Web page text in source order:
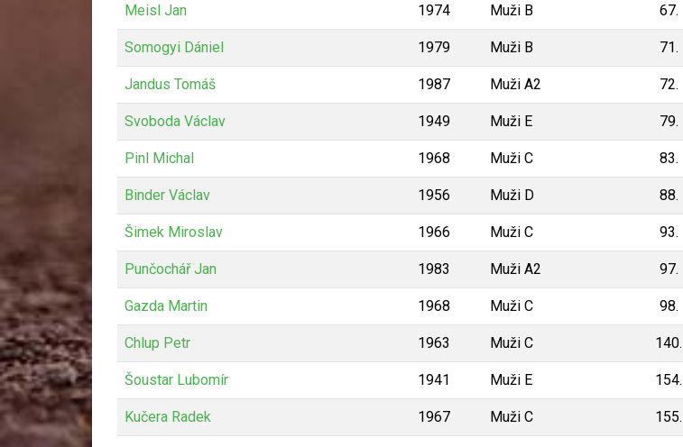
Meisl Jan 1974 Muži B 67.
Somogyi Dániel 1979 Muži B 71.
Jandus Tomáš 1987 Muži A2 72.
Svoboda Václav 1949 Muži E 79.
Pinl Michal 1968 Muži C 83.
Binder Václav 1956 Muži D 88.
Šimek Miroslav 1966 Muži C 93.
Punčochář Jan 1983 Muži A2 97.
Gazda Martin 1968 Muži C 98.
Chlup Petr 1963 Muži C 140.
Šoustar Lubomír 1941 Muži E 154.
Kučera Radek 1967 Muži C 155.